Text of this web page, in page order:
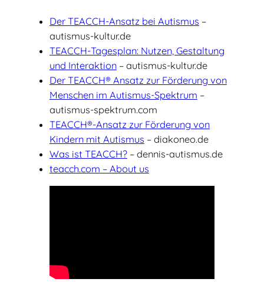
Der TEACCH-Ansatz bei Autismus –
autismus-kultur.de
TEACCH-Tagesplan: Nutzen, Gestaltung
und Interaktion– autismus-kultur.de
Der TEACCH® Ansatz zur Förderung von
Menschen im Autismus-Spektrum –
autismus-spektrum.com
TEACCH®-Ansatz zur Förderung von
Kindern mit Autismus – diakoneo.de
Was ist TEACCH?– dennis-autismus.de
teacch.com – About us